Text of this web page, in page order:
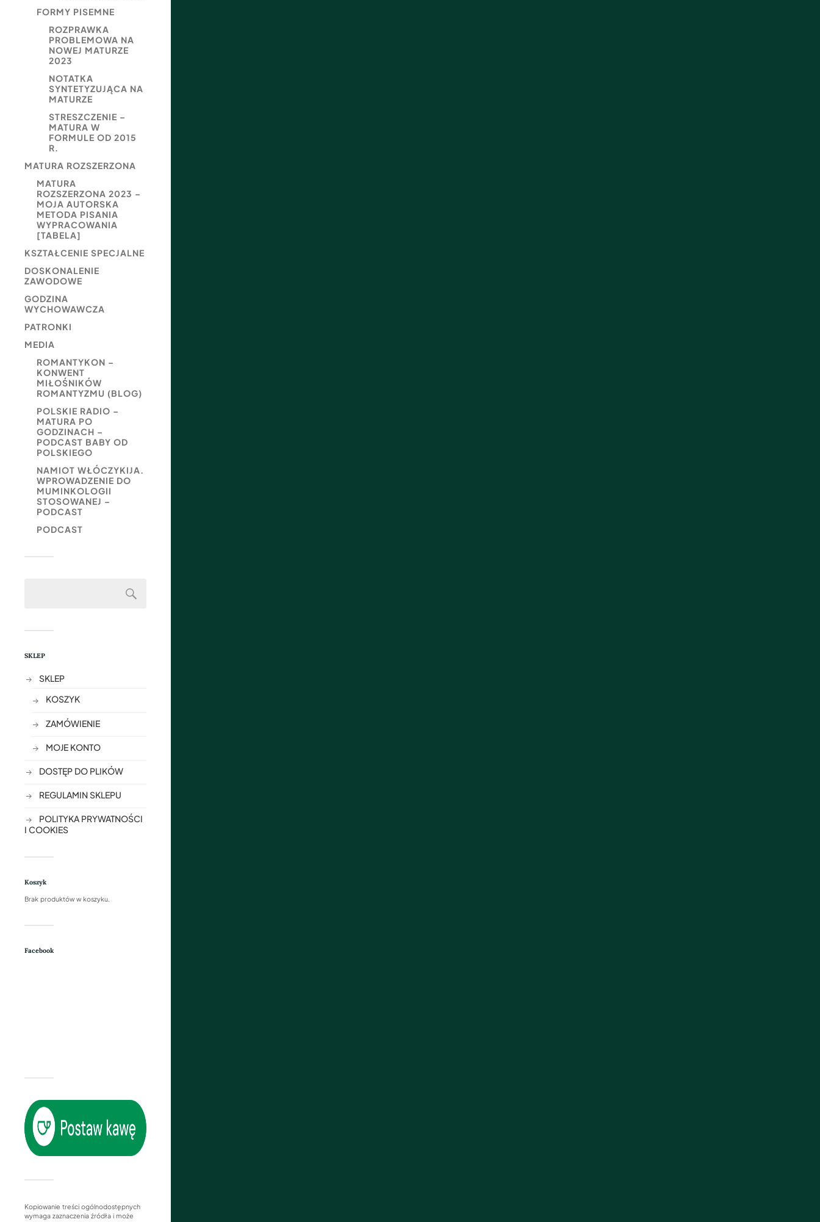
FORMY PISEMNE
ROZPRAWKA
PROBLEMOWA NA
NOWEJ MATURZE
2023
NOTATKA
SYNTETYZUJĄCA NA
MATURZE
STRESZCZENIE –
MATURA W
FORMULE OD 2015
R.
MATURA ROZSZERZONA
MATURA
ROZSZERZONA 2023 –
MOJA AUTORSKA
METODA PISANIA
WYPRACOWANIA
[TABELA]
KSZTAŁCENIE SPECJALNE
DOSKONALENIE
ZAWODOWE
GODZINA
WYCHOWAWCZA
PATRONKI
MEDIA
ROMANTYKON –
KONWENT
MIŁOŚNIKÓW
ROMANTYZMU (BLOG)
POLSKIE RADIO –
MATURA PO
GODZINACH –
PODCAST BABY OD
POLSKIEGO
NAMIOT WŁÓCZYKIJA.
WPROWADZENIE DO
MUMINKOLOGII
STOSOWANEJ –
PODCAST
PODCAST
SKLEP
SKLEP
KOSZYK
ZAMÓWIENIE
MOJE KONTO
DOSTĘP DO PLIKÓW
REGULAMIN SKLEPU
POLITYKA PRYWATNOŚCI
I COOKIES
Koszyk
Brak produktów w koszyku.
Facebook
Kopiowanie treści ogólnodostępnych
wymaga zaznaczenia źródła i może